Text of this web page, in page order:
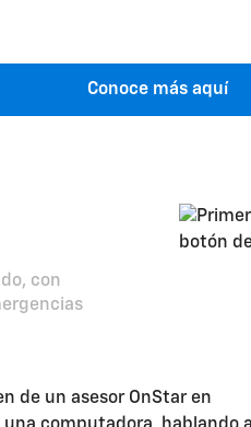
Conoce más aquí
con